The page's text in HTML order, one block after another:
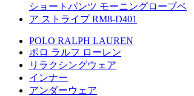
POLO RALPH LAUREN
ポロ ラルフ ローレン
リラクシングウェア
インナー
アンダーウェア